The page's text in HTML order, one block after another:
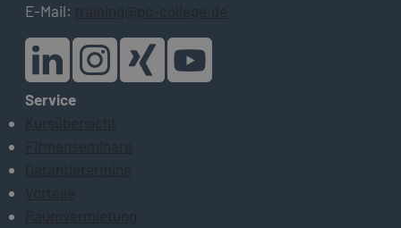
E-Mail: training@pc-college.de
Service
Kursübersicht
Firmenseminare
Garantietermine
Vorteile
Raumvermietung